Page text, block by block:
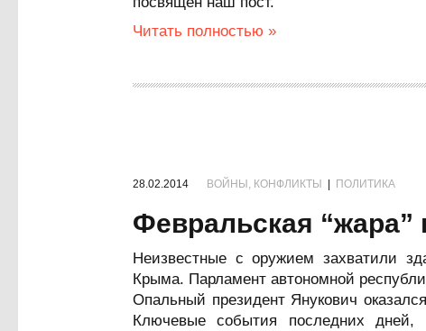
Читать полностью »
28.02.2014 ВОЙНЫ, КОНФЛИКТЫ ПОЛИТИКА
Февральская
Неизвестные с оружием захватили
Крыма. Парламент автономной
Опальный президент Янукович
Ключевые события последних